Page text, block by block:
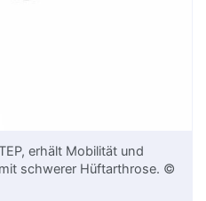
erhält Mobilität und
schwerer Hüftarthrose. ©